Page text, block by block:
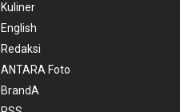
Kuliner
English
Redaksi
ANTARA Foto
BrandA